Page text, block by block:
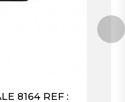
8164 REF :